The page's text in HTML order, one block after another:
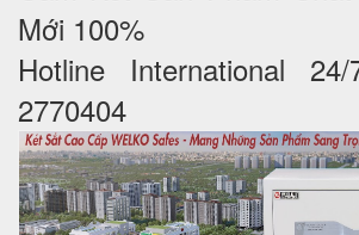
Mới 100%
Hotline International
2770404